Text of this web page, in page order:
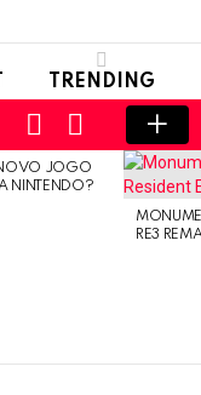
TRENDING
SWITCH
SKIN
LOGIN
JOGO
NINTENDO?
RE3